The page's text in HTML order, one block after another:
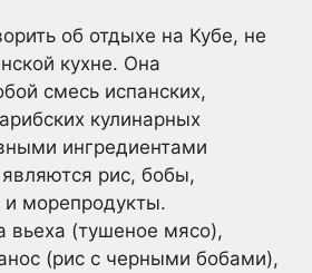
об отдыхе на Кубе, не
кухне. Она
смесь испанских,
кулинарных
ингредиентами
рис, бобы,
и морепродукты.
вьеха (тушеное мясо),
(рис с черными бобами),